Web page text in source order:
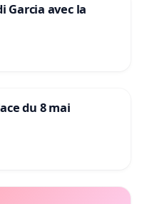
Garcia avec la
du 8 mai